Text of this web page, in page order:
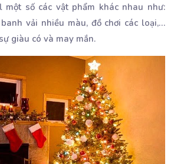
số các vật phẩm khác nhau như:
vải nhiều màu, đồ chơi các loại,…
giàu có và may mắn.